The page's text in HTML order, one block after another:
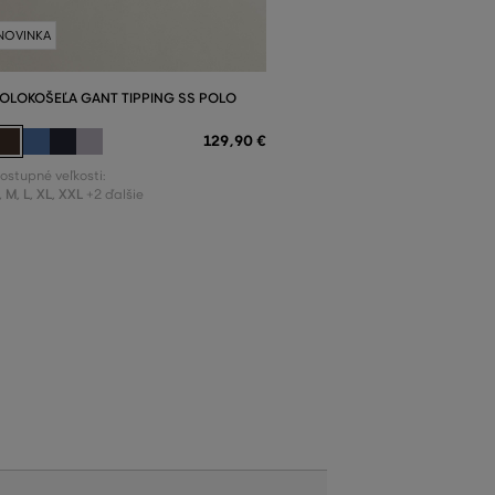
GANT TIPPING SS POLO
129,90 €
veľkosti:
, M, L, XL, XXL +2 ďalšie